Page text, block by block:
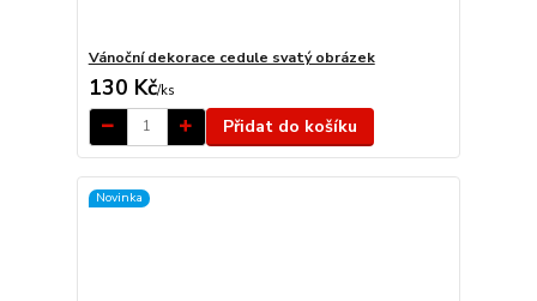
Vánoční dekorace cedule svatý obrázek
130 Kč/ks
Přidat do košíku
Novinka